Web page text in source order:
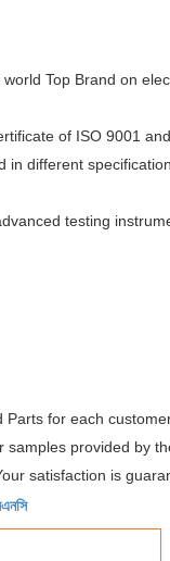
Top Brand on
of ISO 9001
in different
testing
Parts for each
samples provided by
satisfaction is